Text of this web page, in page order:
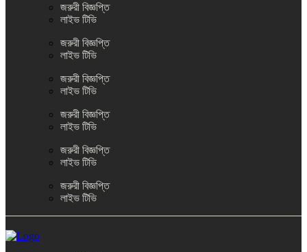
জরুরী বিজ্ঞপ্তি
লাইভ টিভি
জরুরী বিজ্ঞপ্তি
লাইভ টিভি
জরুরী বিজ্ঞপ্তি
লাইভ টিভি
জরুরী বিজ্ঞপ্তি
লাইভ টিভি
জরুরী বিজ্ঞপ্তি
লাইভ টিভি
জরুরী বিজ্ঞপ্তি
লাইভ টিভি